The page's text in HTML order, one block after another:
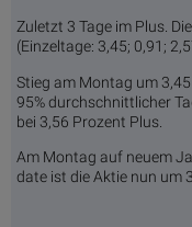
Zuletzt 3 Tage im Plus.
(Einzeltage: 3,45; 0,91;
Stieg am Montag um
95% durchschnittlicher
bei 3,56 Prozent Plus.
Am Montag auf neuem
date ist die Aktie nun um